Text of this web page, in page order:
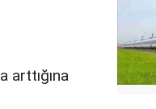
arttığına